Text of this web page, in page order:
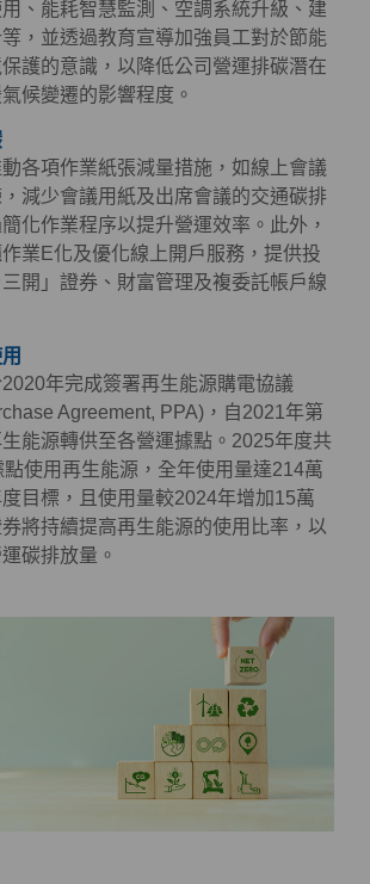
、能耗智慧監測、空調系統升級、建
，並透過教育宣導加強員工對於節能
護的意識，以降低公司營運排碳潛在
候變遷的影響程度。
各項作業紙張減量措施，如線上會議
減少會議用紙及出席會議的交通碳排
化作業程序以提升營運效率。此外，
業E化及優化線上開戶服務，提供投
開」證券、財富管理及複委託帳戶線
年完成簽署再生能源購電協議
Agreement, PPA)，自2021年第
能源轉供至各營運據點。2025年度共
點使用再生能源，全年使用量達214萬
目標，且使用量較2024年增加15萬
將持續提高再生能源的使用比率，以
碳排放量。